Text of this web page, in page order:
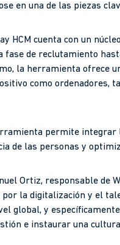
en una de las piezas
HCM cuenta con un
fase de reclutamiento
la herramienta ofrece
como ordenadores,
permite integrar
de las personas y
Ortiz, responsable de
la digitalización y el
global, y
e instaurar una